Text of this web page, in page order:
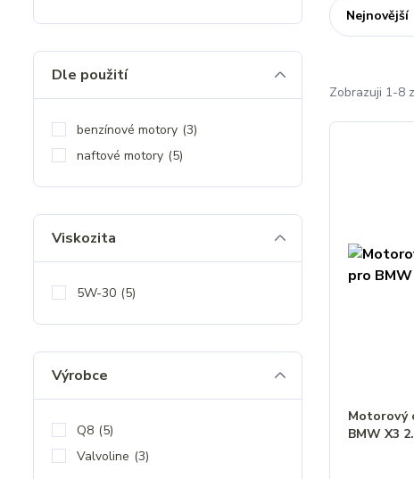
Nejnovější
Zobrazuji 1-8
Motorový
BMW X3
Dle použití
benzínové motory (3)
naftové motory (5)
Viskozita
5W-30 (5)
Výrobce
Q8 (5)
Valvoline (3)